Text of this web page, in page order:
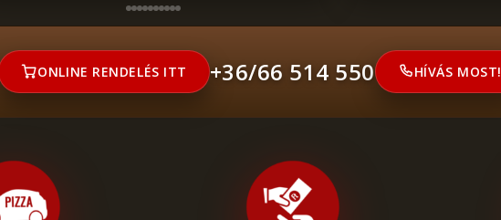
ONLINE RENDELÉS ITT +36/66 514 550 HÍVÁS MOST!